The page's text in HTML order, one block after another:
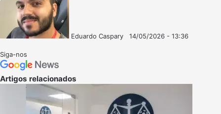
Eduardo Caspary
14/05/2026 - 13:36
Siga-nos
Artigos relacionados